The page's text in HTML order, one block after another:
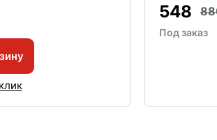
548
Под заказ